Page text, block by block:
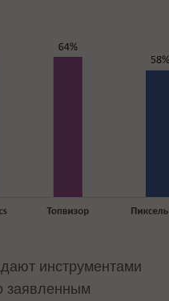
инструментами
заявленным